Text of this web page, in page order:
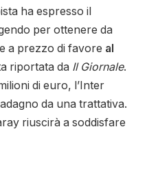
ha espresso il
per ottenere da
a prezzo di favore al
riportata da Il Giornale.
di euro, l’Inter
da una trattativa.
riuscirà a soddisfare